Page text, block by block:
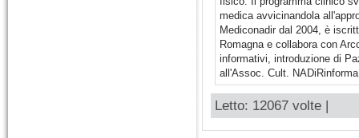
medica avvicinandola
Mediconadir dal 2004, è
Romagna e collabora con
informativi, introduzione di
all'Assoc. Cult.
Letto: 12067 volte |